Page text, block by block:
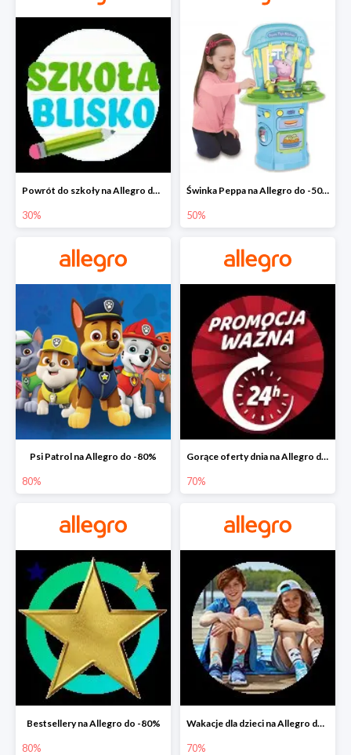
Powrót do szkoły na Allegro do -30%
30%
Świnka Peppa na Allegro do -50%
50%
Psi Patrol na Allegro do -80%
80%
Gorące oferty dnia na Allegro do -50%
70%
Bestsellery na Allegro do -80%
80%
Wakacje dla dzieci na Allegro do -70%
70%